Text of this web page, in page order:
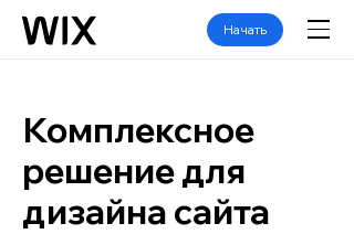
Начать
Комплексное
решение для
дизайна сайта